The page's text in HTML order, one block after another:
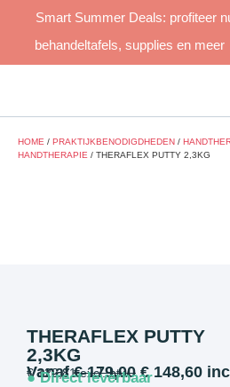
Smart Summer Deals: profiteer
behandeltafels, supplies en meer
HOME / PRAKTIJKBENODIGDHEDEN /
HANDTHERAPIE / THERAFLEX PUTTY 2,3KG
THERAFLEX PUTTY
2,3KG
Vanaf€179,00 €148,60
€122,81excl. btw
● Direct leverbaar